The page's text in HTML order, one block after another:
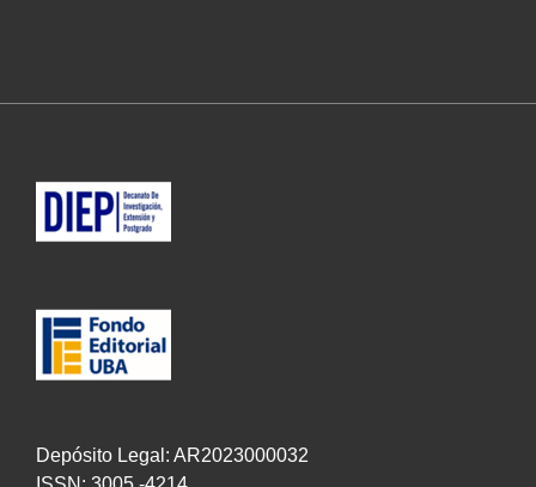
Depósito Legal: AR2023000032